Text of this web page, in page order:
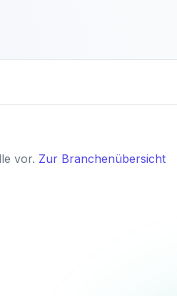
vor. Zur Branchenübersicht